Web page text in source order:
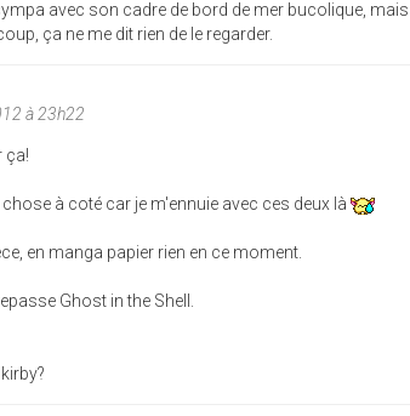
avec son cadre de bord de mer bucolique,
ça ne me dit rien de le regarder.
à 23h22
ça!
chose à coté car je m'ennuie avec ces deux là
en manga papier rien en ce moment.
Ghost in the Shell.